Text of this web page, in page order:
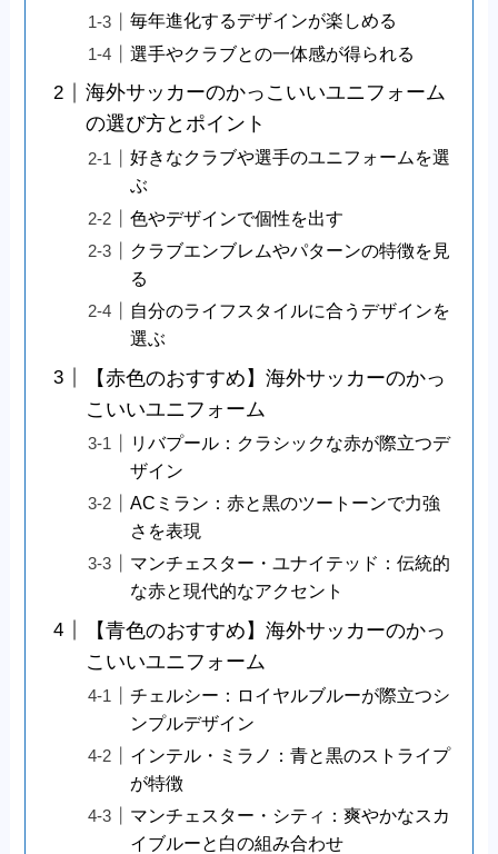
毎年進化するデザインが楽しめる
選手やクラブとの一体感が得られる
海外サッカーのかっこいいユニフォーム
の選び方とポイント
好きなクラブや選手のユニフォームを選
ぶ
色やデザインで個性を出す
クラブエンブレムやパターンの特徴を見
る
自分のライフスタイルに合うデザインを
選ぶ
【赤色のおすすめ】海外サッカーのかっ
こいいユニフォーム
リバプール：クラシックな赤が際立つデ
ザイン
ACミラン：赤と黒のツートーンで力強
さを表現
マンチェスター・ユナイテッド：伝統的
な赤と現代的なアクセント
【青色のおすすめ】海外サッカーのかっ
こいいユニフォーム
チェルシー：ロイヤルブルーが際立つシ
ンプルデザイン
インテル・ミラノ：青と黒のストライプ
が特徴
マンチェスター・シティ：爽やかなスカ
イブルーと白の組み合わせ